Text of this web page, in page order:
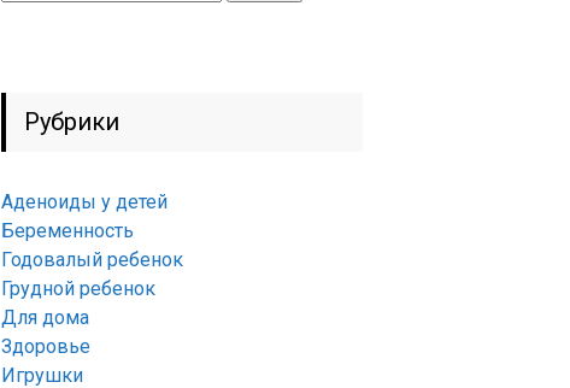
Рубрики
Аденоиды у детей
Беременность
Годовалый ребенок
Грудной ребенок
Для дома
Здоровье
Игрушки